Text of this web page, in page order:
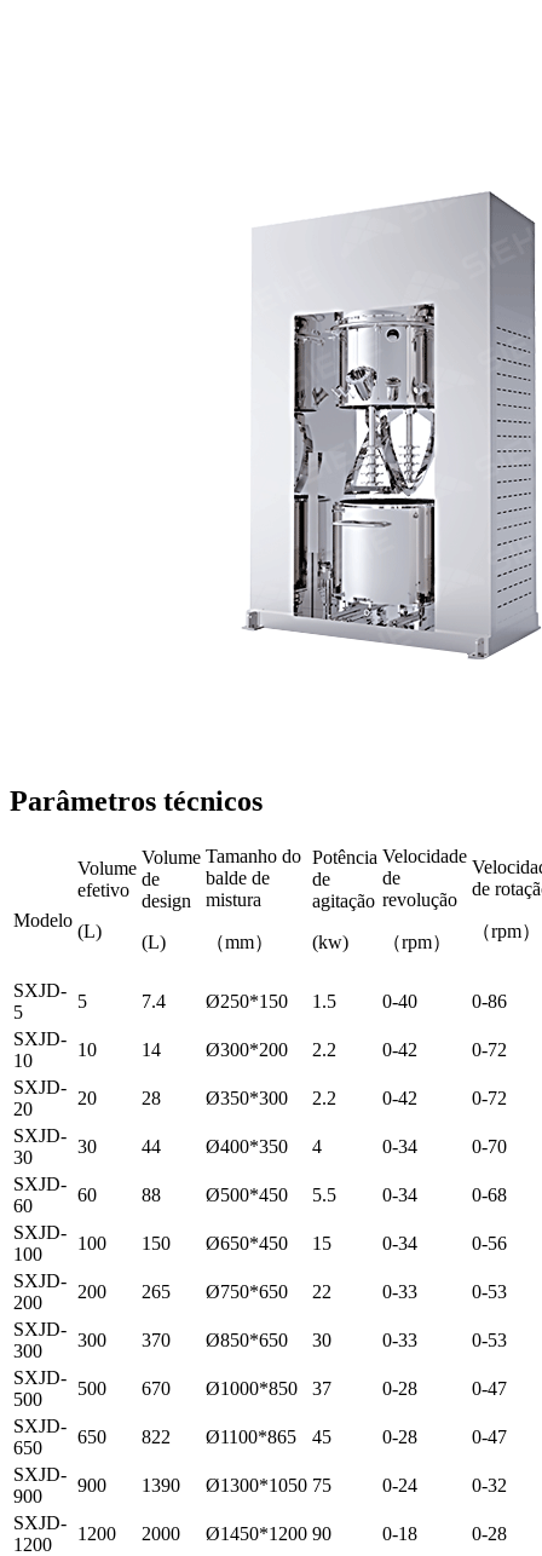
Parâmetros técnicos
Modelo
Volume
efetivo
(L)
Volume
de
design
(L)
Tamanho do
balde de
mistura
（mm）
Potência
de
agitação
(kw)
Velocidade
de
revolução
（rpm）
de
（rpm）
SXJD-
5
5 7.4 Ø250*150 1.5 0-40
0-86
SXJD-
10
10 14 Ø300*200 2.2 0-42
0-72
SXJD-
20
20 28 Ø350*300 2.2 0-42
0-72
SXJD-
30
30 44 Ø400*350 4 0-34
0-70
SXJD-
60
60 88 Ø500*450 5.5 0-34
0-68
SXJD-
100
100 150 Ø650*450 15 0-34
0-56
SXJD-
200
200 265 Ø750*650 22 0-33
0-53
SXJD-
300
300 370 Ø850*650 30 0-33
0-53
SXJD-
500
500 670 Ø1000*850 37 0-28
0-47
SXJD-
650
650 822 Ø1100*865 45 0-28
0-47
SXJD-
900
900 1390 Ø1300*1050 75 0-24
0-32
SXJD-
1200
1200 2000 Ø1450*1200 90 0-18
0-28